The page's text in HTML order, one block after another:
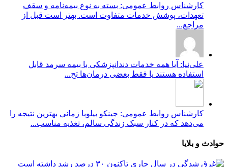
کارشناس روابط عمومی: بسته به نوع بیمه‌نامه و سقف
تعهدات، پوشش خدمات متفاوت است. بهتر است قبل از
مراجع...
علی‌نیا: آیا همه خدمات دندانپزشکی با بیمه سرمد قابل
استفاده هستند یا فقط بعضی درمان‌ها تح...
کارشناس روابط عمومی: جینکو بیلوبا زمانی بهترین نتیجه را
می‌دهد که در کنار سبک زندگی سالم، تغذیه مناسب...
حوادث و بلایا